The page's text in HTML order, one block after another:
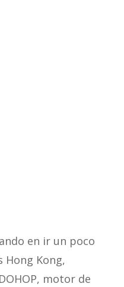
en ir un poco
Hong Kong,
motor de